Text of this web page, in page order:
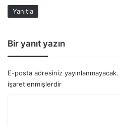
k
i
Yanıtla
Bir yanıt yazın
E-posta adresiniz yayınlanmayacak.
işaretlenmişlerdir